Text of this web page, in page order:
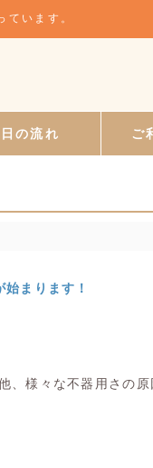
います。
の流れ ご
まります！
、様々な不器用さの原